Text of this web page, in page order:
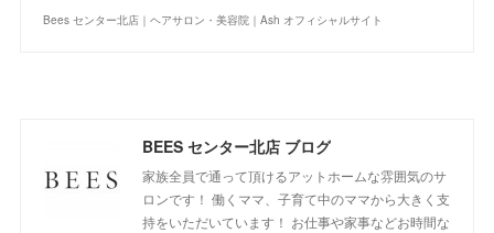
Bees センター北店｜ヘアサロン・美容院｜Ash オフィシャルサイト
BEES センター北店 ブログ
家族全員で通って頂けるアットホームな雰囲気のサ
ロンです！ 働くママ、子育て中のママから大きく支
持をいただいています！ お仕事や家事などお時間な